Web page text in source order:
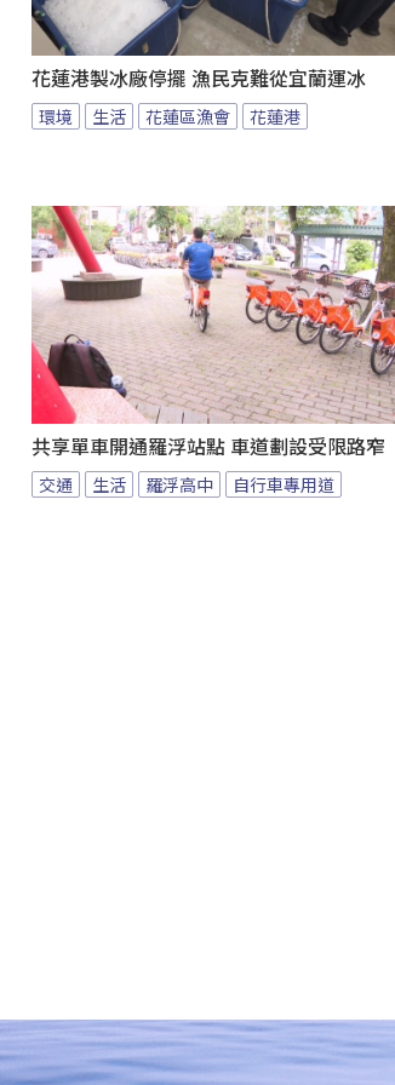
花蓮港製冰廠停擺 漁民克難從宜蘭運冰
環境 生活 花蓮區漁會 花蓮港
共享單車開通羅浮站點 車道劃設受限路窄
交通 生活 羅浮高中 自行車專用道